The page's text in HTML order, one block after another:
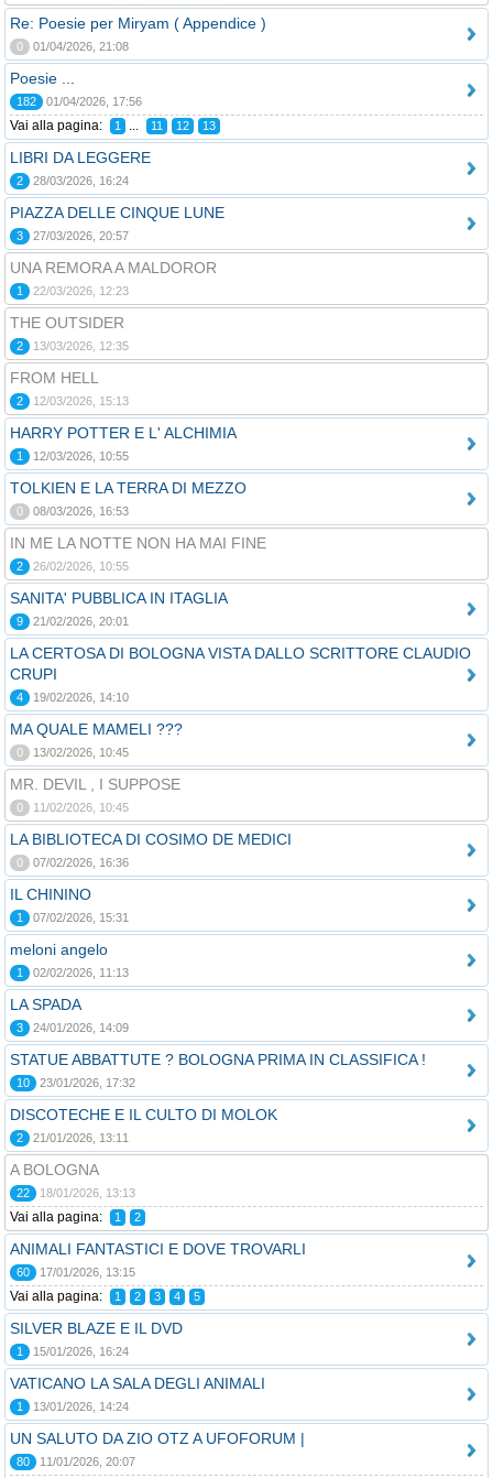
Re: Poesie per Miryam ( Appendice )
0 01/04/2026, 21:08
Poesie ...
182 01/04/2026, 17:56
Vai alla pagina: 1 ... 11 12 13
LIBRI DA LEGGERE
2 28/03/2026, 16:24
PIAZZA DELLE CINQUE LUNE
3 27/03/2026, 20:57
UNA REMORA A MALDOROR
1 22/03/2026, 12:23
THE OUTSIDER
2 13/03/2026, 12:35
FROM HELL
2 12/03/2026, 15:13
HARRY POTTER E L' ALCHIMIA
1 12/03/2026, 10:55
TOLKIEN E LA TERRA DI MEZZO
0 08/03/2026, 16:53
IN ME LA NOTTE NON HA MAI FINE
2 26/02/2026, 10:55
SANITA' PUBBLICA IN ITAGLIA
9 21/02/2026, 20:01
LA CERTOSA DI BOLOGNA VISTA DALLO SCRITTORE CLAUDIO
CRUPI
4 19/02/2026, 14:10
MA QUALE MAMELI ???
0 13/02/2026, 10:45
MR. DEVIL , I SUPPOSE
0 11/02/2026, 10:45
LA BIBLIOTECA DI COSIMO DE MEDICI
0 07/02/2026, 16:36
IL CHININO
1 07/02/2026, 15:31
meloni angelo
1 02/02/2026, 11:13
LA SPADA
3 24/01/2026, 14:09
STATUE ABBATTUTE ? BOLOGNA PRIMA IN CLASSIFICA !
10 23/01/2026, 17:32
DISCOTECHE E IL CULTO DI MOLOK
2 21/01/2026, 13:11
A BOLOGNA
22 18/01/2026, 13:13
Vai alla pagina: 1 2
ANIMALI FANTASTICI E DOVE TROVARLI
60 17/01/2026, 13:15
Vai alla pagina: 1 2 3 4 5
SILVER BLAZE E IL DVD
1 15/01/2026, 16:24
VATICANO LA SALA DEGLI ANIMALI
1 13/01/2026, 14:24
UN SALUTO DA ZIO OTZ A UFOFORUM |
80 11/01/2026, 20:07